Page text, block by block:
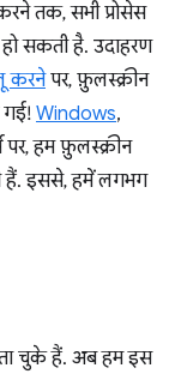
तक, सभी प्रोसेस
सकती है. उदाहरण
करनेपर, फ़ुलस्क्रीन
गई! Windows,
हम फ़ुलस्क्रीन
हैं. इससे, हमें लगभग
चुके हैं. अब हम इस